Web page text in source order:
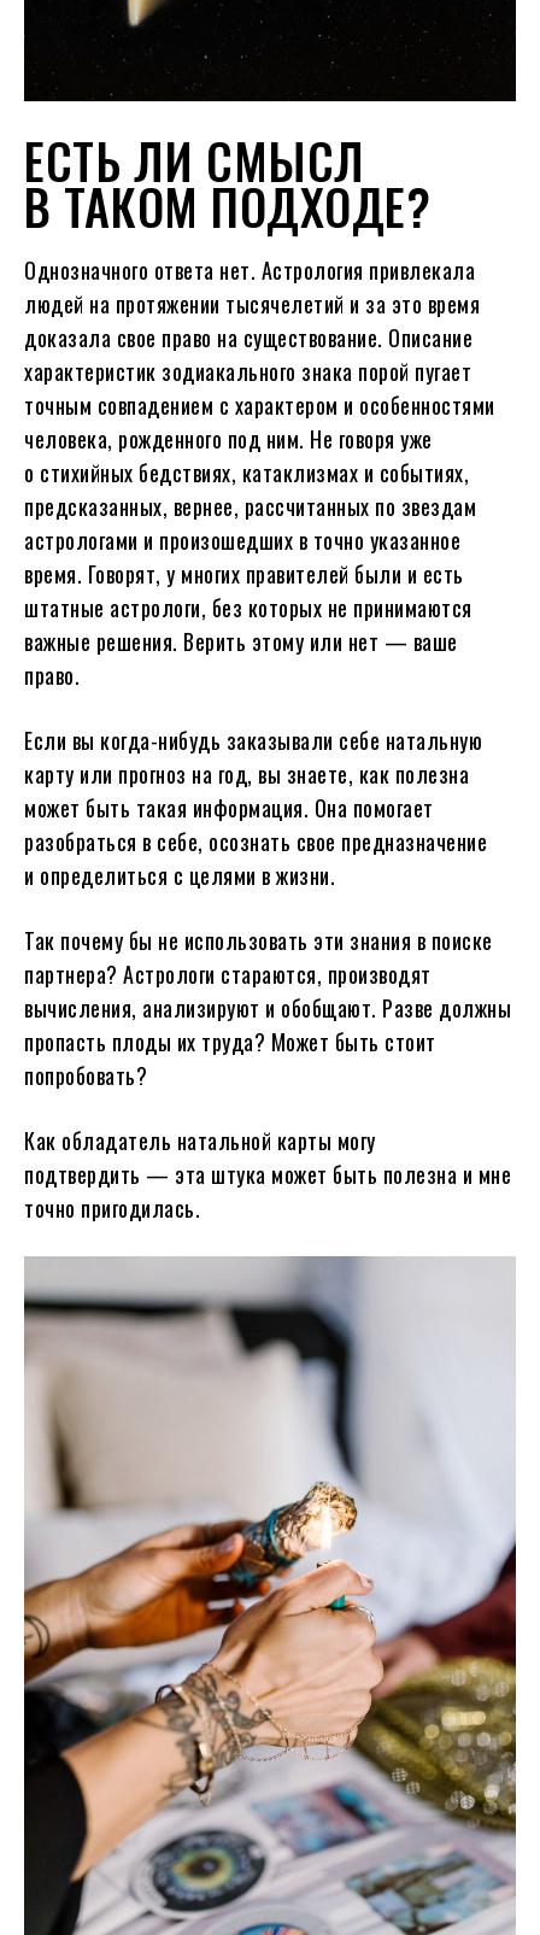
ЕСТЬ ЛИ СМЫСЛ
В ТАКОМ ПОДХОДЕ?
Однозначного ответа нет. Астрология привлекала
людей на протяжении тысячелетий и за это время
доказала свое право на существование. Описание
характеристик зодиакального знака порой пугает
точным совпадением с характером и особенностями
человека, рожденного под ним. Не говоря уже
о стихийных бедствиях, катаклизмах и событиях,
предсказанных, вернее, рассчитанных по звездам
астрологами и произошедших в точно указанное
время. Говорят, у многих правителей были и есть
штатные астрологи, без которых не принимаются
важные решения. Верить этому или нет — ваше
право.
Если вы когда-нибудь заказывали себе натальную
карту или прогноз на год, вы знаете, как полезна
может быть такая информация. Она помогает
разобраться в себе, осознать свое предназначение
и определиться с целями в жизни.
Так почему бы не использовать эти знания в поиске
партнера? Астрологи стараются, производят
вычисления, анализируют и обобщают. Разве должны
пропасть плоды их труда? Может быть стоит
попробовать?
Как обладатель натальной карты могу
подтвердить — эта штука может быть полезна и мне
точно пригодилась.